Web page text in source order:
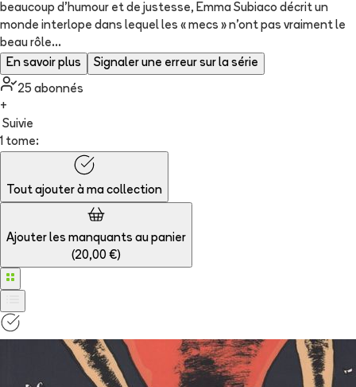
beaucoup d'humour et de justesse, Emma Subiaco décrit un
monde interlope dans lequel les « mecs » n'ont pas vraiment le
beau rôle...
En savoir plus
Signaler une erreur sur la série
25 abonnés
+
Suivie
1 tome:
Tout ajouter à ma collection
Ajouter les manquants au panier
(20,00 €)